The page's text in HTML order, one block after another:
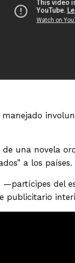
manejado
una novela
a los países.
—partícipes del
publicitario